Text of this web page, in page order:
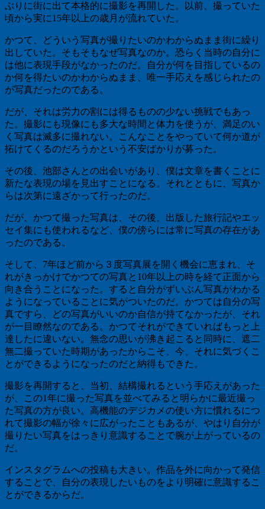
ぶりに街に出て本格的に撮影を再開した。以前、撮っていた
頃から実に15年以上の歳月が流れていた。
かつて、どういう写真が撮りたいのかわからぬまま街に繰り
出していた。そもそもなぜ写真なのか。恐らく当時の自分に
は他に表現手段がなかったのだ。自分が何を目指しているの
か何を得たいのかわからぬまま、唯一手応えを感じられたの
が写真だったのである。
だが、それは労力の割には得るものの少ない挑戦でもあっ
た。撮影にも現像にも多大な時間と体力を使うが、満足のい
く写真は滅多に撮れない。こんなことをやっていて何か道が
拓けてくるのだろうかという不安ばかりが募った。
その後、池部さんとの出会いがあり、僕は文章を書くことに
新たな表現の場を見出すことになる。それとともに、写真か
らは次第に遠ざかって行ったのだ。
だが、かつて撮った写真は、その後、出版した旅行記やエッ
セイ集にも使われるなど、僕の傍らには常に写真の存在があ
ったのである。
そして、7年ほど前から３度写真展を開く機会に恵まれ、そ
れがきっかけでかつての写真と10年以上の時を経て正面から
向き合うことになった。すると自分がずいぶん写真がわかる
ようになっていることに気がついたのだ。かつては自分の写
真ですら、どの写真がいいのか自信が持てなかったが、それ
が一目瞭然なのである。かつてそれができていればもっと上
達したに違いない。無念の思いが沸き起こると同時に、遮二
無二撮っていた時期があったからこそ、今、それに気づくこ
とができるようになったのだと納得もできた。
撮影を再開すると、当初、結構撮れるという手応えがあった
が、この1年に撮った写真を並べてみると明らかに最近撮っ
た写真の方が良い。高機能のデジカメの使い方に慣れるにつ
れて撮影の幅が徐々に広がったこともあるが、やはり自分が
撮りたい写真をはっきり意識することで腕が上がっているの
だ。
インスタグラムへの投稿も大きい。作品を外に向かって発信
することで、自分の表現したいものをより明確に意識するこ
とができるからだ。